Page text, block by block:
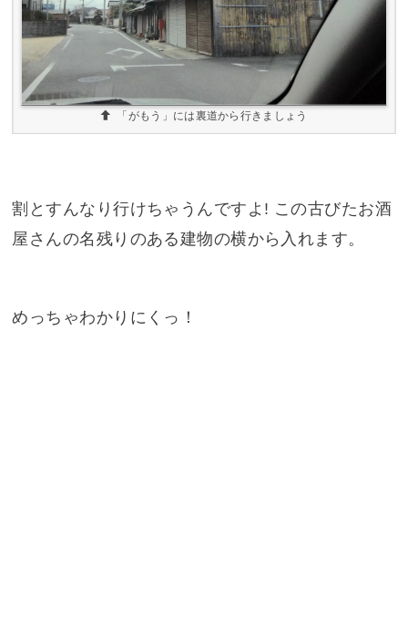
「がもう」には裏道から行きましょう
割とすんなり行けちゃうんですよ! この古びたお酒
屋さんの名残りのある建物の横から入れます。
めっちゃわかりにくっ！